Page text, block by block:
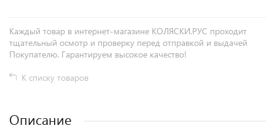
Каждый товар в интернет-магазине КОЛЯСКИ.РУС проходит
тщательный осмотр и проверку перед отправкой и выдачей
Покупателю. Гарантируем высокое качество!
К списку товаров
Описание